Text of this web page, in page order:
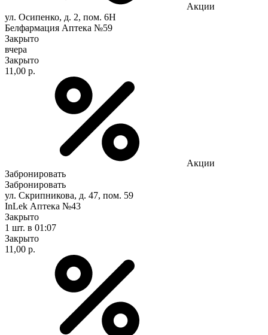
Акции
ул. Осипенко, д. 2, пом. 6Н
Белфармация Аптека №59
Закрыто
вчера
Закрыто
11,00 р.
Акции
Забронировать
Забронировать
ул. Скрипникова, д. 47, пом. 59
InLek Аптека №43
Закрыто
1 шт. в 01:07
Закрыто
11,00 р.